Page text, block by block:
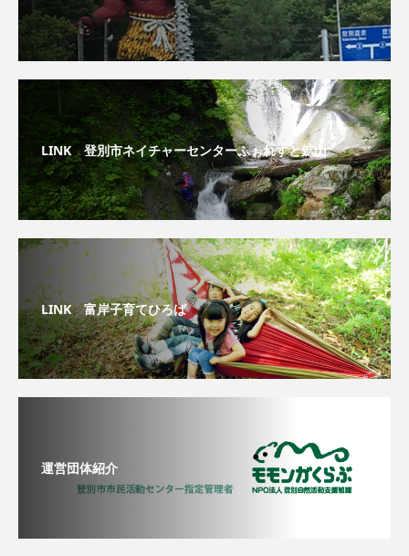
LINK 登別市ネイチャーセンターふぉれすと鉱山
LINK 富岸子育てひろば
運営団体紹介